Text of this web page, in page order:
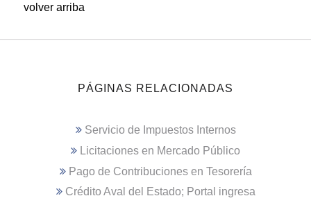
volver arriba
PÁGINAS RELACIONADAS
Servicio de Impuestos Internos
Licitaciones en Mercado Público
Pago de Contribuciones en Tesorería
Crédito Aval del Estado; Portal ingresa